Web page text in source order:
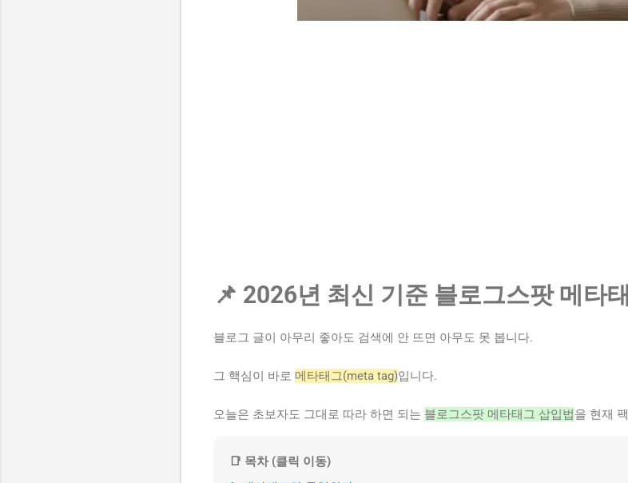
📌 2026년 최신 기준 블로그스팟 메타
블로그 글이 아무리 좋아도 검색에 안 뜨면 아무도 못 봅니다.
그 핵심이 바로 메타태그(meta tag)입니다.
오늘은 초보자도 그대로 따라 하면 되는 블로그스팟 메타태그 삽입법을 현재
📑 목차 (클릭 이동)